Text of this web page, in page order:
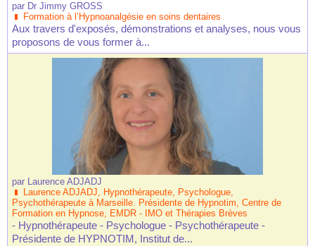
par Dr Jimmy GROSS
Formation à l’Hypnoanalgésie en soins dentaires
Aux travers d'exposés, démonstrations et analyses, nous vous
proposons de vous former à...
par Laurence ADJADJ
Laurence ADJADJ, Hypnothérapeute, Psychologue,
Psychothérapeute à Marseille. Présidente de Hypnotim, Centre de
Formation en Hypnose, EMDR - IMO et Thérapies Brèves
- Hypnothérapeute - Psychologue - Psychothérapeute -
Présidente de HYPNOTIM, Institut de...